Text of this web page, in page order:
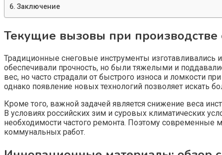
Заключение
Текущие вызовы при производстве
Традиционные снеговые инструменты изготавливались
обеспечивали прочность, но были тяжелыми и
вес, но часто страдали от быстрого износа и ломкости
однако появление новых технологий позволяет искать
Кроме того, важной задачей является снижение веса
В условиях российских зим и суровых климатических
необходимости частого ремонта. Поэтому
коммунальных работ.